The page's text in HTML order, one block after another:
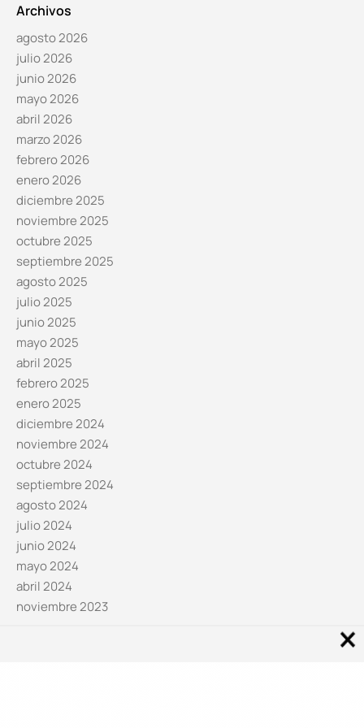
Archivos
agosto 2026
julio 2026
junio 2026
mayo 2026
abril 2026
marzo 2026
febrero 2026
enero 2026
diciembre 2025
noviembre 2025
octubre 2025
septiembre 2025
agosto 2025
julio 2025
junio 2025
mayo 2025
abril 2025
febrero 2025
enero 2025
diciembre 2024
noviembre 2024
octubre 2024
septiembre 2024
agosto 2024
julio 2024
junio 2024
mayo 2024
abril 2024
noviembre 2023